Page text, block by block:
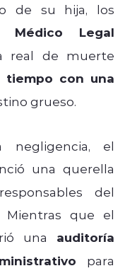
de su hija, los
Médico Legal
real de muerte
con una
grueso.
el
una querella
del
que el
una auditoría
para